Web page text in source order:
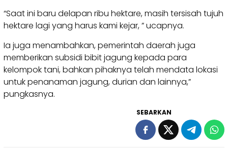
“Saat ini baru delapan ribu hektare, masih tersisah tujuh
hektare lagi yang harus kami kejar, ” ucapnya.
Ia juga menambahkan, pemerintah daerah juga
memberikan subsidi bibit jagung kepada para
kelompok tani, bahkan pihaknya telah mendata lokasi
untuk penanaman jagung, durian dan lainnya,”
pungkasnya.
SEBARKAN